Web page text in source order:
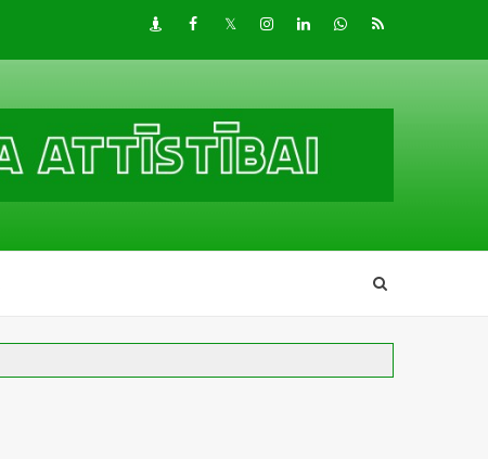
DraugiemFacebook
TwitterInstagram
LinkedInwhatsapp
RSS